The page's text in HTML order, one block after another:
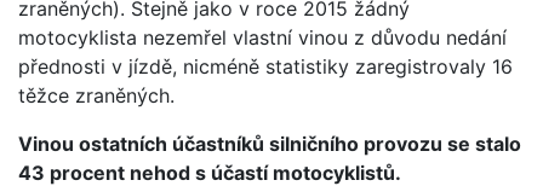
zraněných). Stejně jako v roce 2015 žádný
motocyklista nezemřel vlastní vinou z důvodu nedání
přednosti v jízdě, nicméně statistiky zaregistrovaly 16
těžce zraněných.
Vinou ostatních účastníků silničního provozu se stalo
43 procent nehod s účastí motocyklistů.